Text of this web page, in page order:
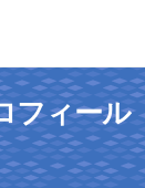
フィール